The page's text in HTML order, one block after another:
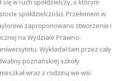
w ruch spółdzielczy, o którym
spółdzielczości. Przełomem w
zaproponowano stworzenie i
na Wydziale Prawno-
Wykładał tam przez cały
poznańskiej szkoły
wraz z rodziną we wsi